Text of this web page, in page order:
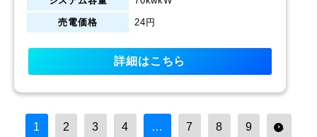
売電価格 24円
詳細はこちら
1 2 3 4 … 7 8 9 →